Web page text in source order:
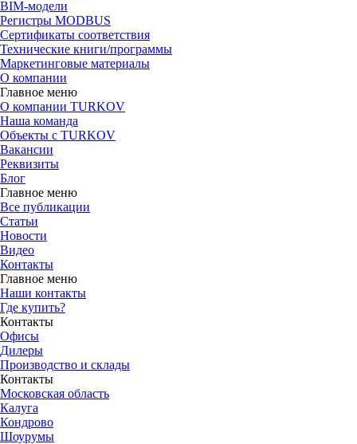
BIM-модели
Регистры MODBUS
Сертификаты соответствия
Технические книги/программы
Маркетинговые материалы
О компании
Главное меню
О компании TURKOV
Наша команда
Объекты с TURKOV
Вакансии
Реквизиты
Блог
Главное меню
Все публикации
Статьи
Новости
Видео
Контакты
Главное меню
Наши контакты
Где купить?
Контакты
Офисы
Дилеры
Производство и склады
Контакты
Московская область
Калуга
Кондрово
Шоурумы